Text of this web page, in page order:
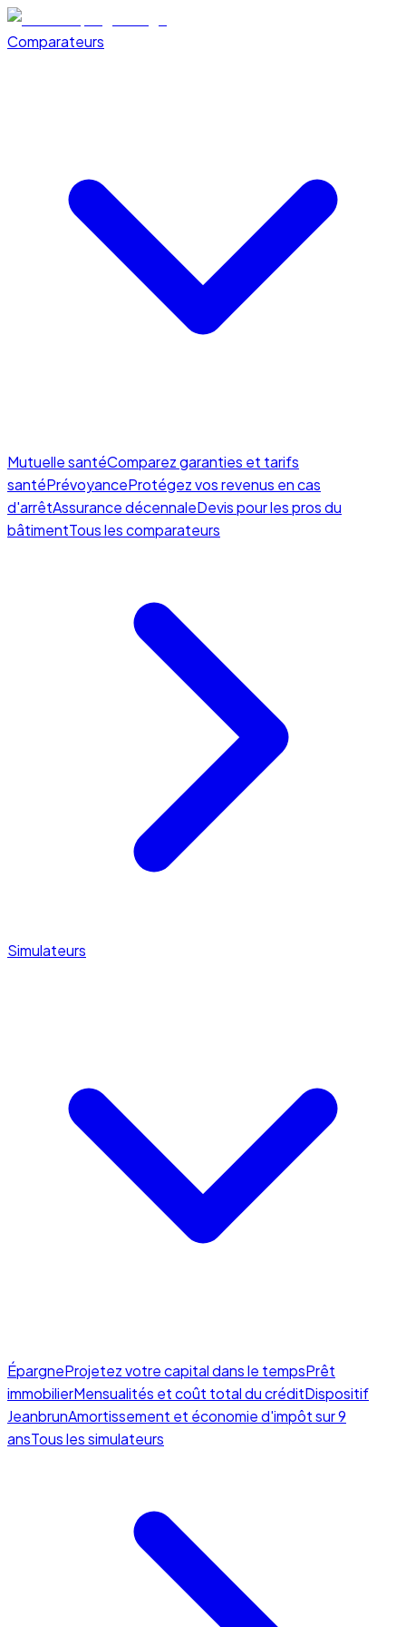
Comparateurs
Mutuelle santéComparez garanties et tarifs
santéPrévoyanceProtégez vos revenus en cas
d'arrêtAssurance décennaleDevis pour les pros du
bâtimentTous les comparateurs
Simulateurs
ÉpargneProjetez votre capital dans le tempsPrêt
immobilierMensualités et coût total du créditDispositif
JeanbrunAmortissement et économie d'impôt sur 9
ansTous les simulateurs